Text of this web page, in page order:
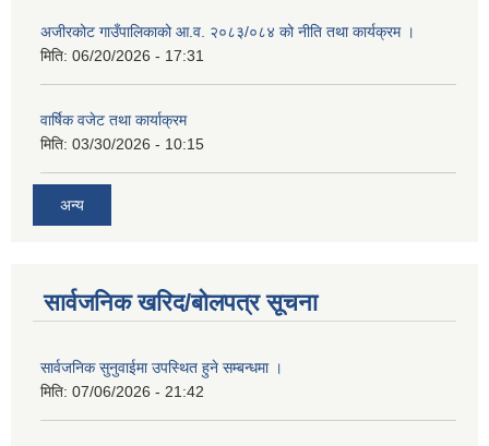
अजीरकोट गाउँपालिकाको आ.व. २०८३/०८४ को नीति तथा कार्यक्रम ।
मिति: 06/20/2026 - 17:31
वार्षिक वजेट तथा कार्याक्रम
मिति: 03/30/2026 - 10:15
अन्य
सार्वजनिक खरिद/बोलपत्र सूचना
सार्वजनिक सुनुवाईमा उपस्थित हुने सम्बन्धमा ।
मिति: 07/06/2026 - 21:42